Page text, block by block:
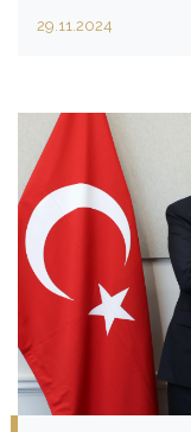
güneş enerjisinde
ülkemize
29.11.2024